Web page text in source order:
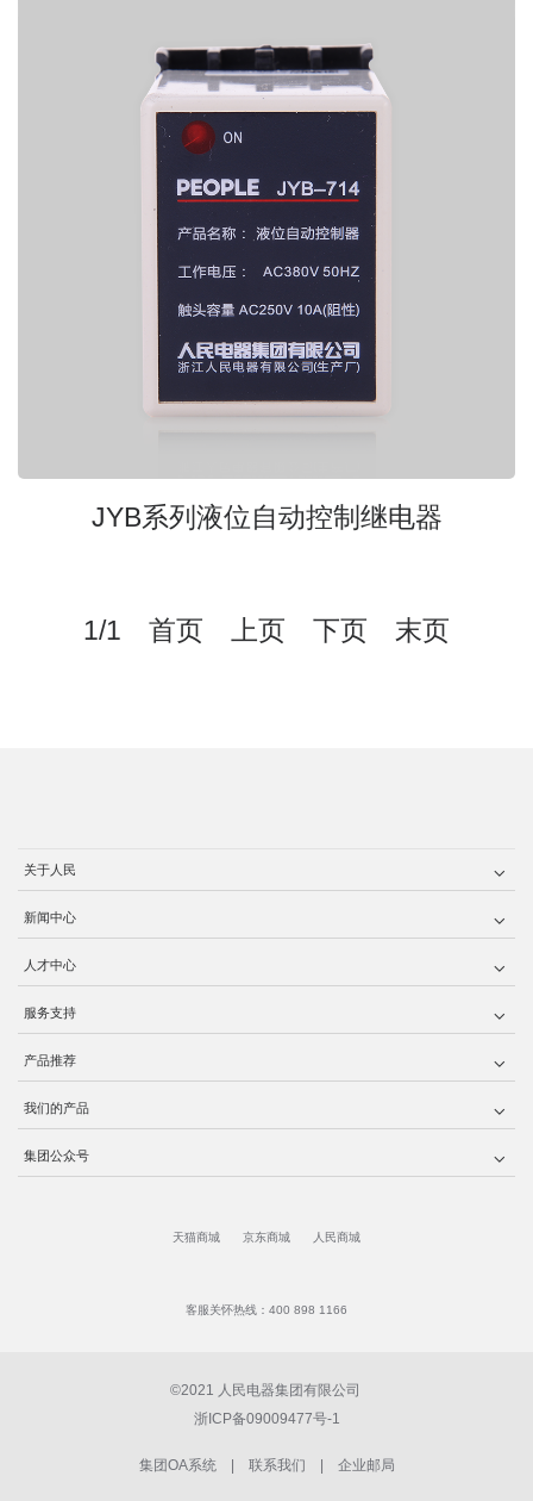
JYB系列液位自动控制继电器
1/1 首页 上页 下页 末页
关于人民
新闻中心
人才中心
服务支持
产品推荐
我们的产品
集团公众号
天猫商城 京东商城 人民商城
客服关怀热线：400 898 1166
©2021 人民电器集团有限公司
浙ICP备09009477号-1
集团OA系统 | 联系我们 | 企业邮局